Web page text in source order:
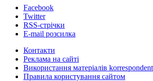
Facebook
Twitter
RSS-стрічки
E-mail розсилка
Контакти
Реклама на сайті
Використання матеріалів
Правила користування сайтом